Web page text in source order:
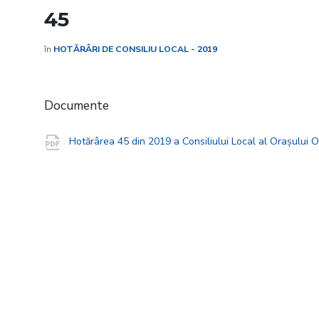
45
în HOTĂRÂRI DE CONSILIU LOCAL - 2019
Documente
Hotărârea 45 din 2019 a Consiliului Local al Orașului